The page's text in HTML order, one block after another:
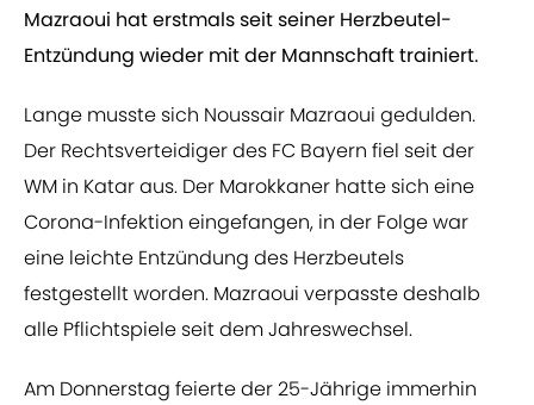
Mazraoui hat erstmals seit seiner Herzbeutel-
Entzündung wieder mit der Mannschaft trainiert.
Lange musste sich Noussair Mazraoui gedulden.
Der Rechtsverteidiger des FC Bayern fiel seit der
WM in Katar aus. Der Marokkaner hatte sich eine
Corona-Infektion eingefangen, in der Folge war
eine leichte Entzündung des Herzbeutels
festgestellt worden. Mazraoui verpasste deshalb
alle Pflichtspiele seit dem Jahreswechsel.
Am Donnerstag feierte der 25-Jährige immerhin